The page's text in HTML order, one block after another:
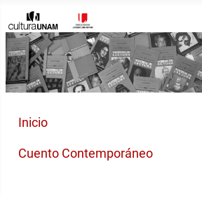
Inicio
Cuento Contemporáneo